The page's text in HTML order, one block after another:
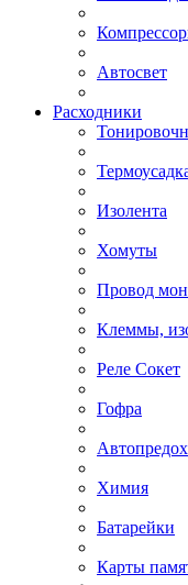
Автосвет
Расходники
Изолента
Хомуты
Провод
Клеммы,
Реле Сокет
Гофра
Химия
Батарейки
Карты